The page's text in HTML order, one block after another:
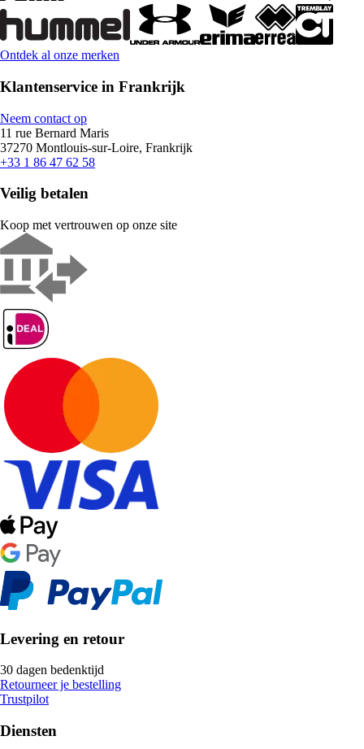
Ontdek al onze merken
Klantenservice in Frankrijk
Neem contact op
11 rue Bernard Maris
37270 Montlouis-sur-Loire, Frankrijk
+33 1 86 47 62 58
Veilig betalen
Koop met vertrouwen op onze site
Levering en retour
30 dagen bedenktijd
Retourneer je bestelling
Trustpilot
Diensten